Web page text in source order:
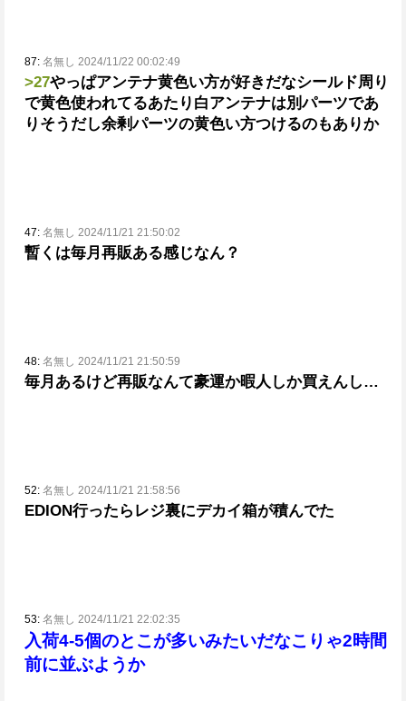
87: 名無し 2024/11/22 00:02:49
>27やっぱアンテナ黄色い方が好きだなシールド周り
で黄色使われてるあたり白アンテナは別パーツであ
りそうだし余剰パーツの黄色い方つけるのもありか
47: 名無し 2024/11/21 21:50:02
暫くは毎月再販ある感じなん？
48: 名無し 2024/11/21 21:50:59
毎月あるけど再販なんて豪運か暇人しか買えんし…
52: 名無し 2024/11/21 21:58:56
EDION行ったらレジ裏にデカイ箱が積んでた
53: 名無し 2024/11/21 22:02:35
入荷4-5個のとこが多いみたいだなこりゃ2時間
前に並ぶようか